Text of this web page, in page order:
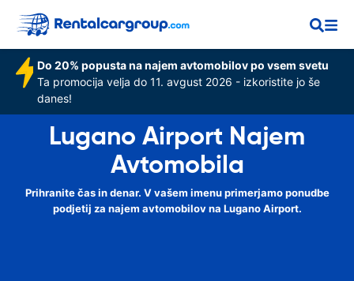
Do 20% popusta na najem avtomobilov po vsem svetu
Ta promocija velja do 11. avgust 2026 - izkoristite jo še
danes!
Lugano Airport Najem
Avtomobila
Prihranite čas in denar. V vašem imenu primerjamo ponudbe
podjetij za najem avtomobilov na Lugano Airport.